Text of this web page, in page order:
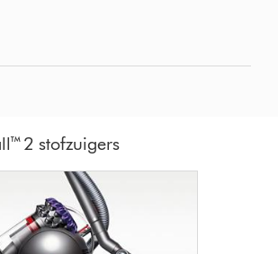
2 stofzuigers